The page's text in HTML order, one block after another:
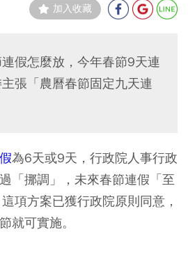
加入收藏
假怎麼放，今年春節9天連
張「農曆春節固定九天連
為6天或9天，行政院人事行政
「挪調」，未來春節連假「至
項方案已獲行政院原則同意，
就可實施。